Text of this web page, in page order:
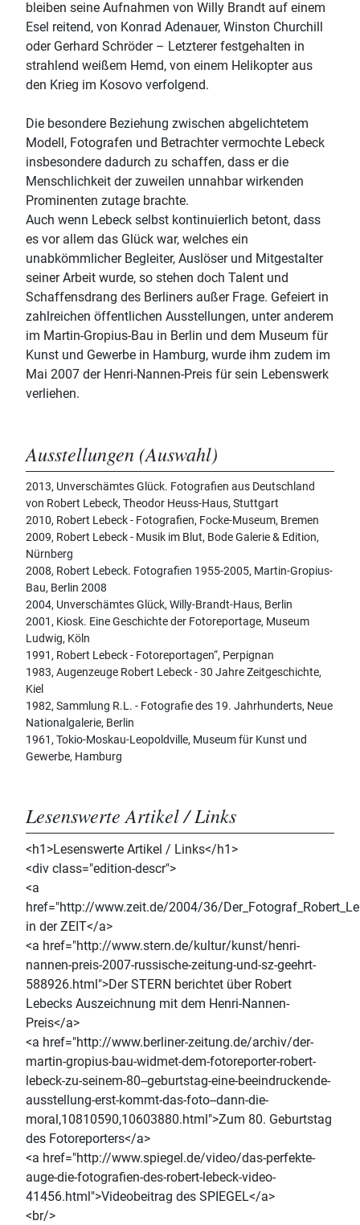
bleiben seine Aufnahmen von Willy Brandt auf einem
Esel reitend, von Konrad Adenauer, Winston Churchill
oder Gerhard Schröder – Letzterer festgehalten in
strahlend weißem Hemd, von einem Helikopter aus
den Krieg im Kosovo verfolgend.
Die besondere Beziehung zwischen abgelichtetem
Modell, Fotografen und Betrachter vermochte Lebeck
insbesondere dadurch zu schaffen, dass er die
Menschlichkeit der zuweilen unnahbar wirkenden
Prominenten zutage brachte.
Auch wenn Lebeck selbst kontinuierlich betont, dass
es vor allem das Glück war, welches ein
unabkömmlicher Begleiter, Auslöser und Mitgestalter
seiner Arbeit wurde, so stehen doch Talent und
Schaffensdrang des Berliners außer Frage. Gefeiert in
zahlreichen öffentlichen Ausstellungen, unter anderem
im Martin-Gropius-Bau in Berlin und dem Museum für
Kunst und Gewerbe in Hamburg, wurde ihm zudem im
Mai 2007 der Henri-Nannen-Preis für sein Lebenswerk
verliehen.
Ausstellungen (Auswahl)
2013, Unverschämtes Glück. Fotografien aus Deutschland
von Robert Lebeck, Theodor Heuss-Haus, Stuttgart
2010, Robert Lebeck - Fotografien, Focke-Museum, Bremen
2009, Robert Lebeck - Musik im Blut, Bode Galerie & Edition,
Nürnberg
2008, Robert Lebeck. Fotografien 1955-2005, Martin-Gropius-
Bau, Berlin 2008
2004, Unverschämtes Glück, Willy-Brandt-Haus, Berlin
2001, Kiosk. Eine Geschichte der Fotoreportage, Museum
Ludwig, Köln
1991, Robert Lebeck - Fotoreportagen“, Perpignan
1983, Augenzeuge Robert Lebeck - 30 Jahre Zeitgeschichte,
Kiel
1982, Sammlung R.L. - Fotografie des 19. Jahrhunderts, Neue
Nationalgalerie, Berlin
1961, Tokio-Moskau-Leopoldville, Museum für Kunst und
Gewerbe, Hamburg
Lesenswerte Artikel / Links
<h1>Lesenswerte Artikel / Links</h1>
<div class="edition-descr">
<a
href="http://www.zeit.de/2004/36/
in der ZEIT</a>
<a href="http://www.stern.de/kultur/kunst/henri-
nannen-preis-2007-russische-zeitung-und-sz-geehrt-
588926.html">Der STERN berichtet über Robert
Lebecks Auszeichnung mit dem Henri-Nannen-
Preis</a>
<a href="http://www.berliner-zeitung.de/archiv/der-
martin-gropius-bau-widmet-dem-fotoreporter-robert-
lebeck-zu-seinem-80--geburtstag-eine-beeindruckende-
ausstellung-erst-kommt-das-foto--dann-die-
moral,10810590,10603880.html">Zum 80. Geburtstag
des Fotoreporters</a>
<a href="http://www.spiegel.de/video/das-perfekte-
auge-die-fotografien-des-robert-lebeck-video-
41456.html">Videobeitrag des SPIEGEL</a>
<br/>